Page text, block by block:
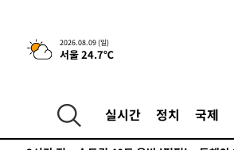
2026.08.09 (일)
서울 24.7℃
실시간 정치 국제
44.56%
3분 전 >[속보]與 대표 경선 제주·인천 당
10.17%
10분 전 >이강인 "아틀레티코 이적 기뻐…등
1시간 전 >낮 최고 35도 '무더위'…동해안
[속보]이강인 "감독님이 원하는 마